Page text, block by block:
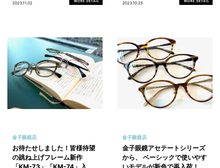
2023.11.02 2023.10.25
金子眼鏡店
お待たせしました！皆様待望
の跳ね上げフレーム新作
「KM-73」「KM-74」入
金子眼鏡店
金子眼鏡アセテートシリーズ
から、 ベーシックで使いやす
いモデルが新色で再入荷！